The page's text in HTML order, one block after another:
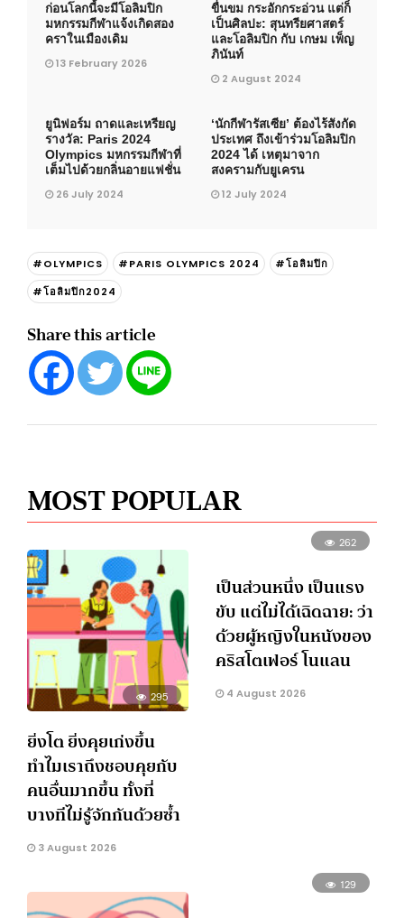
ก่อนโลกนี้จะมีโอลิมปิก
มหกรรมกีฬาแจ้งเกิดสอง
คราในเมืองเดิม
13 February 2026
ขื่นขม กระอักกระอ่วน แต่ก็
เป็นศิลปะ: สุนทรียศาสตร์
และโอลิมปิก กับ เกษม เพ็ญ
ภินันท์
2 August 2024
ยูนิฟอร์ม ถาดและเหรียญ
รางวัล: Paris 2024
Olympics มหกรรมกีฬาที่
เต็มไปด้วยกลิ่นอายแฟชั่น
26 July 2024
‘นักกีฬารัสเซีย’ ต้องไร้สังกัด
ประเทศ ถึงเข้าร่วมโอลิมปิก
2024 ได้ เหตุมาจาก
สงครามกับยูเครน
12 July 2024
#OLYMPICS #PARIS OLYMPICS 2024
#โอลิมปิก
#โอลิมปิก2024
Share this article
MOST POPULAR
295
ยิ่งโต ยิ่งคุยเก่งขึ้น
ทำไมเราถึงชอบคุยกับ
คนอื่นมากขึ้น ทั้งที่
บางทีไม่รู้จักกันด้วยซ้ำ
3 August 2026
262
เป็นส่วนหนึ่ง เป็นแรง
ขับ แต่ไม่ได้เฉิดฉาย: ว่า
ด้วยผู้หญิงในหนังของ
คริสโตเฟอร์ โนแลน
4 August 2026
129